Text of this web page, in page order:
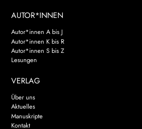
AUTOR*INNEN
Autor*innen A bis J
Autor*innen K bis R
Autor*innen S bis Z
Lesungen
VERLAG
Über uns
Aktuelles
Manuskripte
Kontakt